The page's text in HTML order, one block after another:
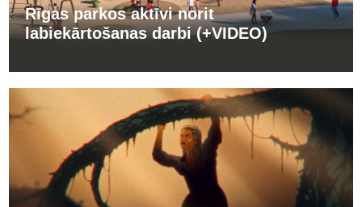
Rīgas parkos aktīvi norit
labiekārtošanas darbi (+VIDEO)